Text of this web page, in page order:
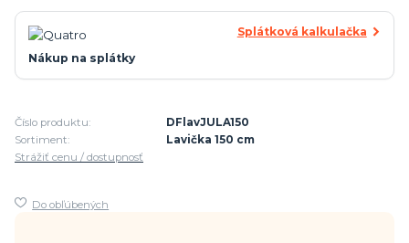
Splátková kalkulačka
Nákup na splátky
Číslo produktu:
DFlavJULA150
Sortiment:
Lavička 150 cm
Strážiť cenu / dostupnosť
Do obľúbených